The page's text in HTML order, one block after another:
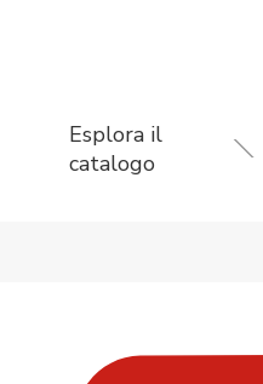
Esplora il
catalogo